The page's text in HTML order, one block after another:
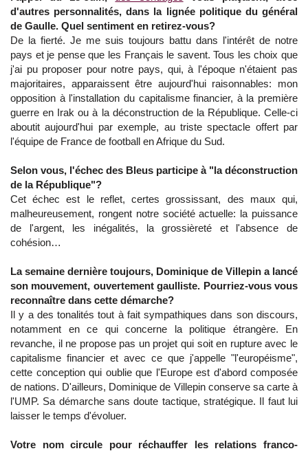
d'autres personnalités, dans la lignée politique du général
de Gaulle. Quel sentiment en retirez-vous?
De la fierté. Je me suis toujours battu dans l'intérêt de notre
pays et je pense que les Français le savent. Tous les choix que
j'ai pu proposer pour notre pays, qui, à l'époque n'étaient pas
majoritaires, apparaissent être aujourd'hui raisonnables: mon
opposition à l'installation du capitalisme financier, à la première
guerre en Irak ou à la déconstruction de la République. Celle-ci
aboutit aujourd'hui par exemple, au triste spectacle offert par
l'équipe de France de football en Afrique du Sud.
Selon vous, l'échec des Bleus participe à "la déconstruction
de la République"?
Cet échec est le reflet, certes grossissant, des maux qui,
malheureusement, rongent notre société actuelle: la puissance
de l'argent, les inégalités, la grossièreté et l'absence de
cohésion…
La semaine dernière toujours, Dominique de Villepin a lancé
son mouvement, ouvertement gaulliste. Pourriez-vous vous
reconnaître dans cette démarche?
Il y a des tonalités tout à fait sympathiques dans son discours,
notamment en ce qui concerne la politique étrangère. En
revanche, il ne propose pas un projet qui soit en rupture avec le
capitalisme financier et avec ce que j'appelle "l'européisme",
cette conception qui oublie que l'Europe est d'abord composée
de nations. D'ailleurs, Dominique de Villepin conserve sa carte à
l'UMP. Sa démarche sans doute tactique, stratégique. Il faut lui
laisser le temps d'évoluer.
Votre nom circule pour réchauffer les relations franco-